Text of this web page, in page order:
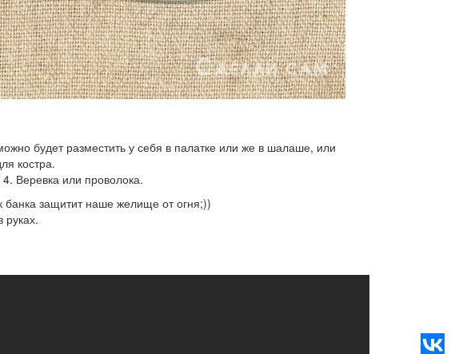
будет разместить у себя в палатке или же в шалаше, или
костра.
Веревка или проволока.
банка защитит наше желище от огня;))
руках.